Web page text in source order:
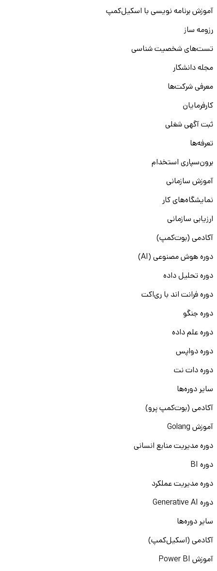
آموزش برنامه نویسی با اسکیل‌کمپ
رزومه ساز
تست‌های شخصیت شناسی
مجله دانشکار
معرفی شرکت‌ها
کارفرمایان
ثبت آگهی شغلی
تعرفه‌ها
برون‌سپاری استخدام
آموزش سازمانی
نمایشگاه‌های کار
ارزیابی سازمانی
آکادمی (بوت‌کمپ)
دوره هوش مصنوعی (AI)
دوره تحلیل داده
دوره فرانت اند با ری‌اکت
دوره جنگو
دوره علم داده
دوره دواپس
دوره دات نت
سایر دوره‌ها
آکادمی (بوت‌کمپ پرو)
آموزش Golang
دوره مدیریت منابع انسانی
دوره BI
دوره مدیریت عملکرد
دوره Generative AI
سایر دوره‌ها
آکادمی (اسکیل‌کمپ)
آموزش Power BI